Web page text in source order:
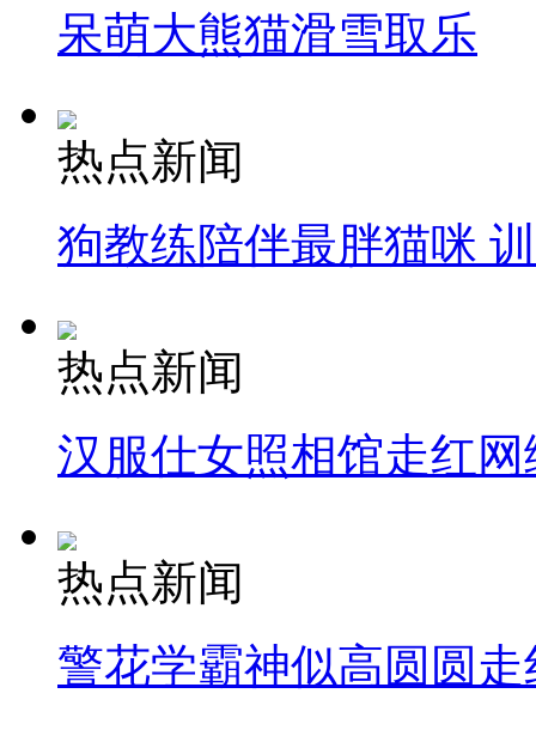
呆萌大熊猫滑雪取乐
热点新闻
狗教练陪伴最胖猫咪
热点新闻
汉服仕女照相馆走红网
热点新闻
警花学霸神似高圆圆走